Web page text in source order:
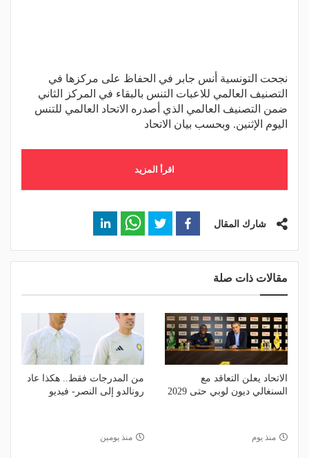
نجحت التونسية أنس جابر في الحفاظ على مركزها في
التصنيف العالمي للاعبات التنس بالبقاء في المركز الثاني
ضمن التصنيف العالمي الذي أصدره الاتحاد العالمي للتنس
اليوم الإثنين. وبحسب بيان الاتحاد
اقرأ المزيد
شارك المقال
مقالات ذات صلة
الاتحاد يعلن التعاقد مع
السنغالي ديون لوبي حتى 2029
منذ يوم
من المدرجات فقط.. هكذا عاد
رونالدو إلى النصر- فيديو
منذ يومين